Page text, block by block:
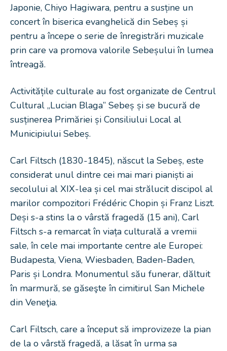
Japonie, Chiyo Hagiwara, pentru a susține un
concert în biserica evanghelică din Sebeș și
pentru a începe o serie de înregistrări muzicale
prin care va promova valorile Sebeșului în lumea
întreagă.
Activitățile culturale au fost organizate de Centrul
Cultural „Lucian Blaga” Sebeș și se bucură de
susținerea Primăriei și Consiliului Local al
Municipiului Sebeș.
Carl Filtsch (1830-1845), născut la Sebeș, este
considerat unul dintre cei mai mari pianiști ai
secolului al XIX-lea și cel mai strălucit discipol al
marilor compozitori Frédéric Chopin și Franz Liszt.
Deși s-a stins la o vârstă fragedă (15 ani), Carl
Filtsch s-a remarcat în viața culturală a vremii
sale, în cele mai importante centre ale Europei:
Budapesta, Viena, Wiesbaden, Baden-Baden,
Paris și Londra. Monumentul său funerar, dăltuit
în marmură, se găseşte în cimitirul San Michele
din Veneţia.
Carl Filtsch, care a început să improvizeze la pian
de la o vârstă fragedă, a lăsat în urma sa